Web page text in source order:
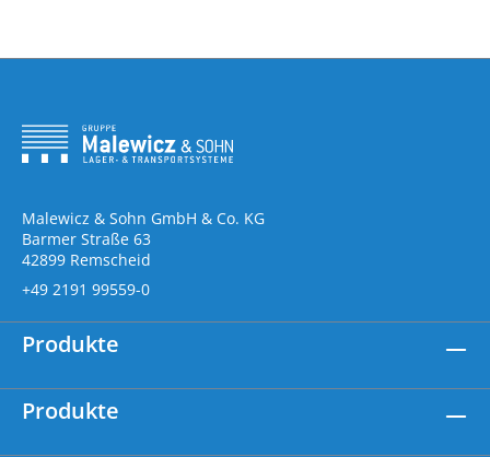
Malewicz & Sohn GmbH & Co. KG
Barmer Straße 63
42899 Remscheid
+49 2191 99559-0
Produkte
Produkte